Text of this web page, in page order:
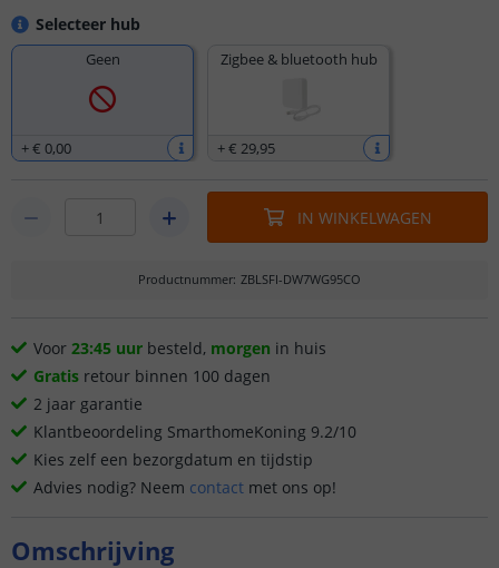
Selecteer hub
Geen
+€ 0,00
Zigbee & bluetooth hub
+€ 29,95
IN WINKELWAGEN
Productnummer: ZBLSFI-DW7WG95CO
Voor 23:45 uur besteld, morgen in huis
Gratis retour binnen 100 dagen
2 jaar garantie
Klantbeoordeling SmarthomeKoning 9.2/10
Kies zelf een bezorgdatum en tijdstip
Advies nodig? Neem contact met ons op!
Omschrijving